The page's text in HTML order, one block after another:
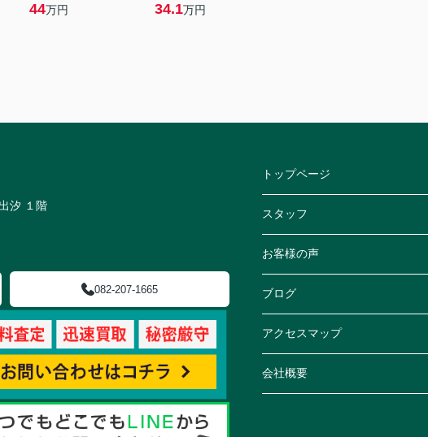
44万円 34.1万円
汐 １階
082-207-1665
トップページ
スタッフ
お客様の声
ブログ
アクセスマップ
会社概要